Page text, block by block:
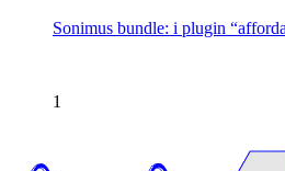
Sonimus bundle: i plugin
1